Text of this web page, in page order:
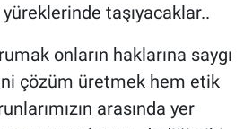
taşıyacaklar..
onların haklarına saygı
çözüm üretmek hem etik
arasında yer